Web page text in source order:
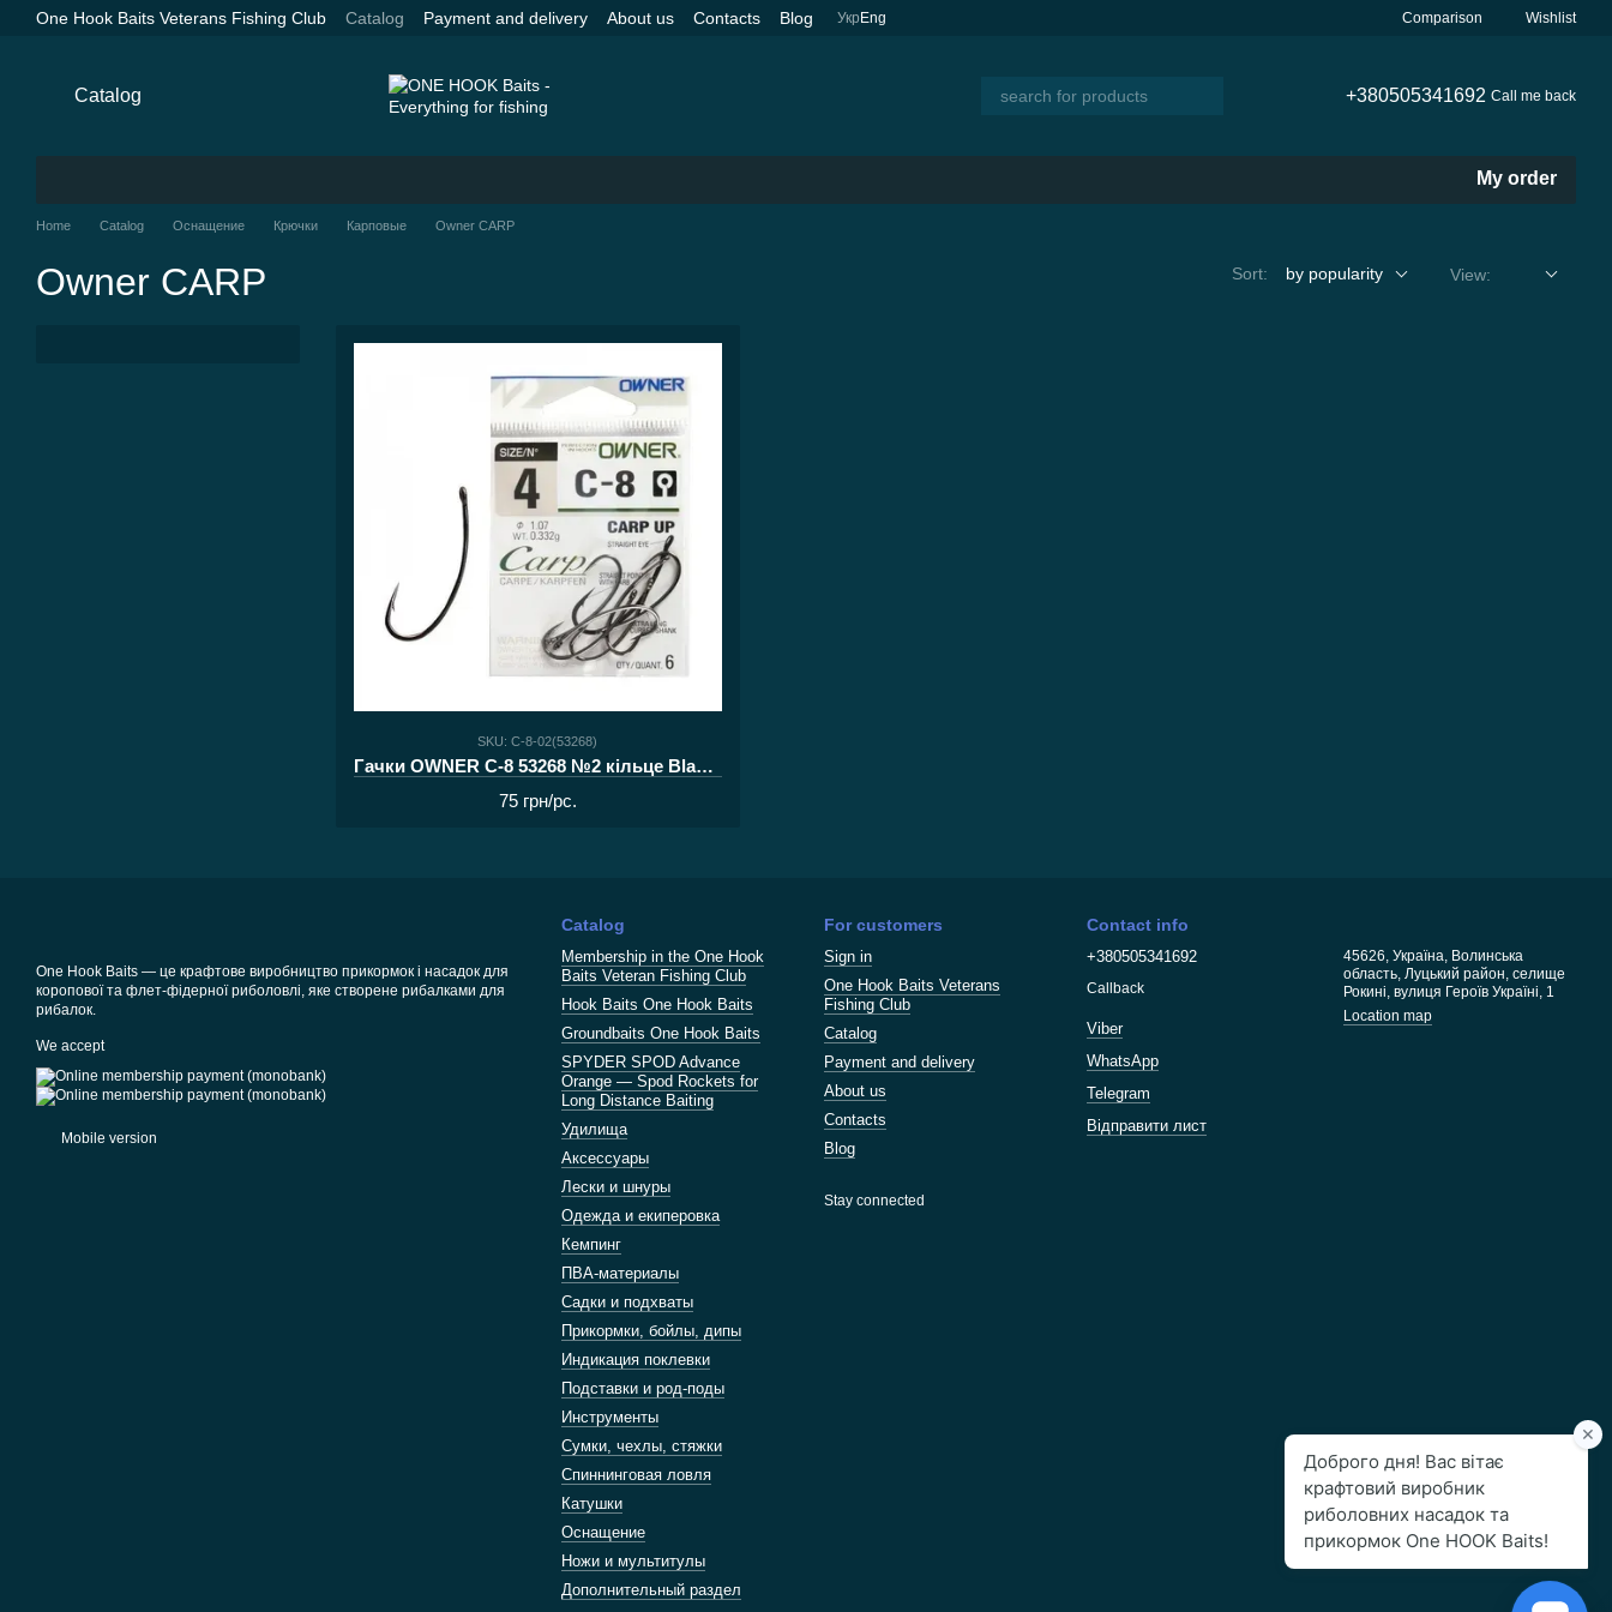
Skip to main content
One Hook Baits Veterans Fishing Club Catalog Payment and delivery About us Contacts Blog Укр Eng Comparison Wishlist
Catalog +380505341692 Call me back
My order
Home Catalog Оснащение Крючки Карповые Owner CARP
Owner CARP Sort: by popularity View:
SKU: C-8-02(53268)
Гачки OWNER C-8 53268 №2 кільце Black Chrome
75 грн/pc.
One Hook Baits — це крафтове виробництво прикормок і насадок для
коропової та флет-фідерної риболовлі, яке створене рибалками для
рибалок.
We accept
Mobile version
Catalog
Membership in the One Hook
Baits Veteran Fishing Club
Hook Baits One Hook Baits
Groundbaits One Hook Baits
SPYDER SPOD Advance
Orange — Spod Rockets for
Long Distance Baiting
Удилища
Аксессуары
Лески и шнуры
Одежда и екиперовка
Кемпинг
ПВА-материалы
Садки и подхваты
Прикормки, бойлы, дипы
Индикация поклевки
Подставки и род-поды
Инструменты
Сумки, чехлы, стяжки
Спиннинговая ловля
Катушки
Оснащение
Ножи и мультитулы
Дополнительный раздел
For customers
Sign in
One Hook Baits Veterans
Fishing Club
Catalog
Payment and delivery
About us
Contacts
Blog
Stay connected
Contact info
+380505341692
Callback
Viber
WhatsApp
Telegram
Відправити лист
45626, Україна, Волинська
область, Луцький район, селище
Рокині, вулиця Героїв Україні, 1
Location map